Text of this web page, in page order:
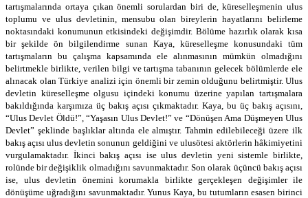
tartışmalarında ortaya çıkan önemli sorulardan biri de, küreselleşmenin ulus
toplumu ve ulus devletinin, mensubu olan bireylerin hayatlarını belirleme
noktasındaki konumunun etkisindeki değişimdir. Bölüme hazırlık olarak kısa
bir şekilde ön bilgilendirme sunan Kaya, küreselleşme konusundaki tüm
tartışmaların bu çalışma kapsamında ele alınmasının mümkün olmadığını
belirtmekle birlikte, verilen bilgi ve tartışma tabanının gelecek bölümlerde ele
alınacak olan Türkiye analizi için önemli bir zemin olduğunu belirtmiştir. Ulus
devletin küreselleşme olgusu içindeki konumu üzerine yapılan tartışmalara
bakıldığında karşımıza üç bakış açısı çıkmaktadır. Kaya, bu üç bakış açısını,
“Ulus Devlet Öldü!”, “Yaşasın Ulus Devlet!” ve “Dönüşen Ama Düşmeyen Ulus
Devlet” şeklinde başlıklar altında ele almıştır. Tahmin edilebileceği üzere ilk
bakış açısı ulus devletin sonunun geldiğini ve ulusötesi aktörlerin hâkimiyetini
vurgulamaktadır. İkinci bakış açısı ise ulus devletin yeni sistemle birlikte,
rolünde bir değişiklik olmadığını savunmaktadır. Son olarak üçüncü bakış açısı
ise, ulus devletin önemini korumakla birlikte gerçekleşen değişimler ile
dönüşüme uğradığını savunmaktadır. Yunus Kaya, bu tutumların esasen birinci